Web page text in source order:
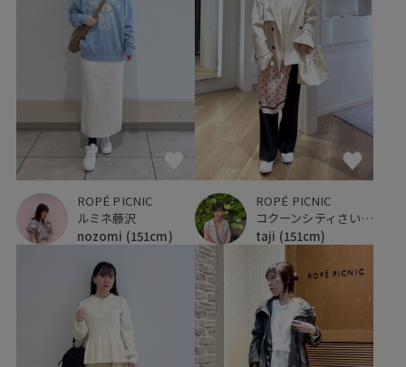
ROPÉ PICNIC
ルミネ藤沢
nozomi (151cm)
ROPÉ PICNIC
コクーンシティさいたま新都心
taji (151cm)